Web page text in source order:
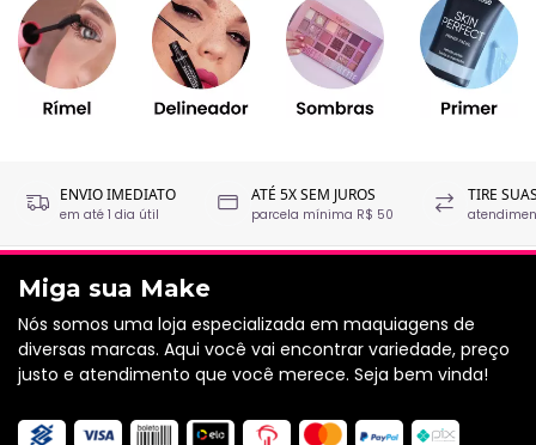
ENVIO IMEDIATO
em até 1 dia útil
ATÉ 5X SEM JUROS
parcela mínima R$ 50
TIRE
Miga sua Make
Nós somos uma loja especializada em maquiagens de
diversas marcas. Aqui você vai encontrar variedade, preço
justo e atendimento que você merece. Seja bem vinda!